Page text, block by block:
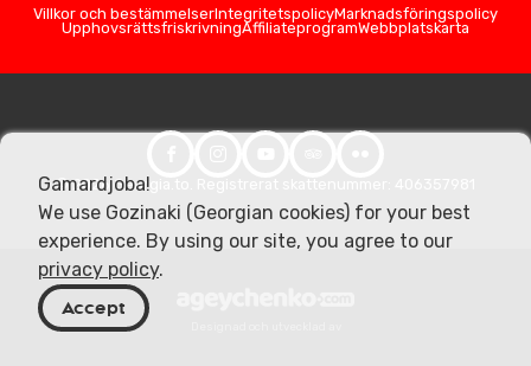
Villkor och bestämmelserIntegritetspolicyMarknadsföringspolicy
UpphovsrättsfriskrivningAffiliateprogramWebbplatskarta
© 2026 Georgia.to. Registrerat skattenummer: 406357981
Gamardjoba!
We use Gozinaki (Georgian cookies) for your best
experience. By using our site, you agree to our
privacy policy.
Accept